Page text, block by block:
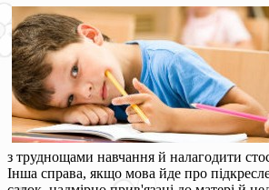
з труднощами навчання й налагодити
Інша справа, якщо мова йде про